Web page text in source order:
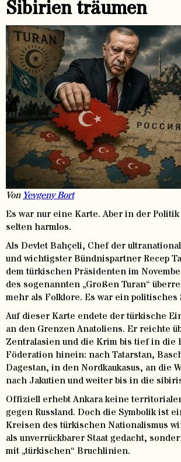
Sibirien träumen
Von Yevgeny Bort
Es war nur eine Karte. Aber in der
selten harmlos.
Als Devlet Bahçeli, Chef der
und wichtigster Bündnispartner Recep
dem türkischen Präsidenten im
des sogenannten „Großen Turan“
mehr als Folklore. Es war ein politisches
Auf dieser Karte endete der türkische
an den Grenzen Anatoliens. Er reichte
Zentralasien und die Krim bis tief in die
Föderation hinein: nach Tatarstan,
Dagestan, in den Nordkaukasus, an die
nach Jakutien und weiter bis in die
Offiziell erhebt Ankara keine
gegen Russland. Doch die Symbolik ist
Kreisen des türkischen Nationalismus
als unverrückbarer Staat gedacht,
mit „türkischen“ Bruchlinien.